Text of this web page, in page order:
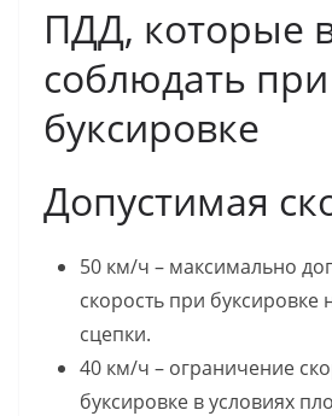
ПДД, которые
соблюдать при
буксировке
Допустимая
50 км/ч – максимально
скорость при
сцепки.
40 км/ч – ограничение
буксировке в условиях